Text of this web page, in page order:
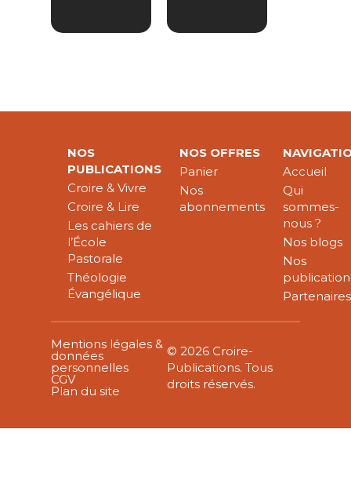
NOS
PUBLICATIONS
Croire & Vivre
Croire & Lire
Les cahiers de
l’École
Pastorale
Théologie
Évangélique
NOS OFFRES
Panier
Nos
abonnements
Accueil
Qui
sommes-
nous ?
Nos blogs
Nos
Partenaires
Mentions légales &
données
personnelles
CGV
Plan du site
© 2026 Croire-
Publications. Tous
droits réservés.